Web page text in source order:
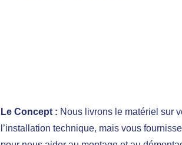
Le Concept : Nous livrons le matériel sur
l’installation technique, mais vous